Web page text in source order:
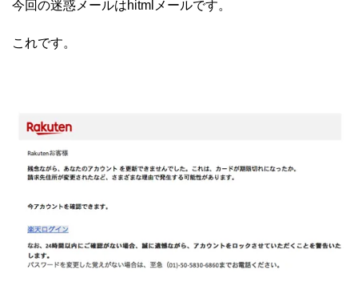
今回の迷惑メールはhitmlメールです。
これです。